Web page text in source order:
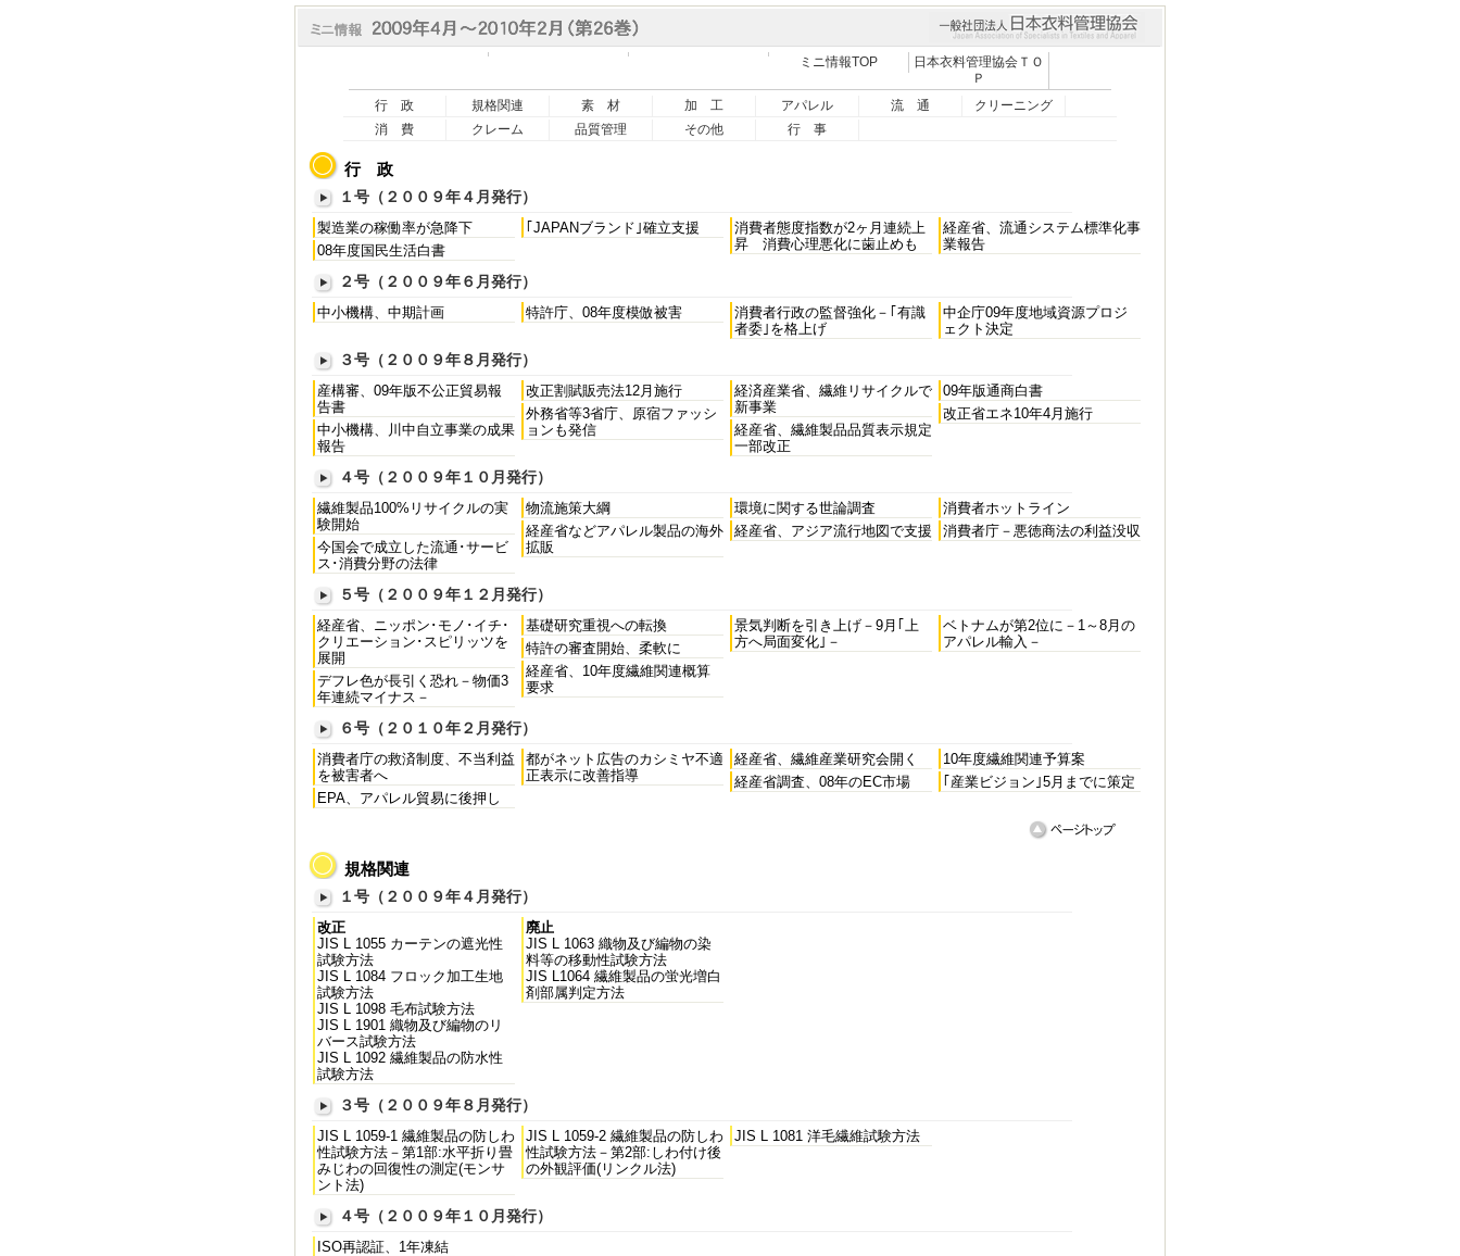
ミニ情報TOP
日本衣料管理協会ＴＯ
Ｐ
行 政 規格関連 素 材 加 工 アパレル 流 通
クリーニング
消 費
クレーム 品質管理 その他 行 事
行 政
１号（２００９年４月発行）
製造業の稼働率が急降下
08年度国民生活白書
｢JAPANブランド｣確立支援
消費者態度指数が2ヶ月連続上
昇 消費心理悪化に歯止めも
経産省、流通システム標準化事
業報告
２号（２００９年６月発行）
中小機構、中期計画 特許庁、08年度模倣被害
消費者行政の監督強化－｢有識
者委｣を格上げ
中企庁09年度地域資源プロジ
ェクト決定
３号（２００９年８月発行）
産構審、09年版不公正貿易報
告書
中小機構、川中自立事業の成果
報告
改正割賦販売法12月施行
外務省等3省庁、原宿ファッシ
ョンも発信
経済産業省、繊維リサイクルで
新事業
経産省、繊維製品品質表示規定
一部改正
09年版通商白書
改正省エネ10年4月施行
４号（２００９年１０月発行）
繊維製品100%リサイクルの実
験開始
今国会で成立した流通･サービ
ス･消費分野の法律
物流施策大綱
経産省などアパレル製品の海外
拡販
環境に関する世論調査
経産省、アジア流行地図で支援
消費者ホットライン
消費者庁－悪徳商法の利益没収
５号（２００９年１２月発行）
経産省、ニッポン･モノ･イチ･
クリエーション･スピリッツを
展開
デフレ色が長引く恐れ－物価3
年連続マイナス－
基礎研究重視への転換
特許の審査開始、柔軟に
経産省、10年度繊維関連概算
要求
景気判断を引き上げ－9月｢上
方へ局面変化｣－
ベトナムが第2位に－1～8月の
アパレル輸入－
６号（２０１０年２月発行）
消費者庁の救済制度、不当利益
を被害者へ
EPA、アパレル貿易に後押し
都がネット広告のカシミヤ不適
正表示に改善指導
経産省、繊維産業研究会開く
経産省調査、08年のEC市場
10年度繊維関連予算案
｢産業ビジョン｣5月までに策定
規格関連
１号（２００９年４月発行）
改正
JIS L 1055 カーテンの遮光性
試験方法
JIS L 1084 フロック加工生地
試験方法
JIS L 1098 毛布試験方法
JIS L 1901 織物及び編物のリ
バース試験方法
JIS L 1092 繊維製品の防水性
試験方法
廃止
JIS L 1063 織物及び編物の染
料等の移動性試験方法
JIS L1064 繊維製品の蛍光増白
剤部属判定方法
３号（２００９年８月発行）
JIS L 1059-1 繊維製品の防しわ
性試験方法－第1部:水平折り畳
みじわの回復性の測定(モンサ
ント法)
JIS L 1059-2 繊維製品の防しわ
性試験方法－第2部:しわ付け後
の外観評価(リンクル法)
JIS L 1081 洋毛繊維試験方法
４号（２００９年１０月発行）
ISO再認証、1年凍結